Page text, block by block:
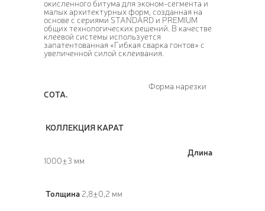
окисленного битума для эконом-сегмента и
малых архитектурных форм, созданная на
основе с сериями STANDARD и PREMIUM
общих технологических решений. В качестве
клеевой системы используется
запатентованная «Гибкая сварка гонтов» с
увеличенной силой склеивания.
Форма нарезки
СОТА.
КОЛЛЕКЦИЯ КАРАТ
Длина
1000±3 мм
Толщина 2,8±0,2 мм